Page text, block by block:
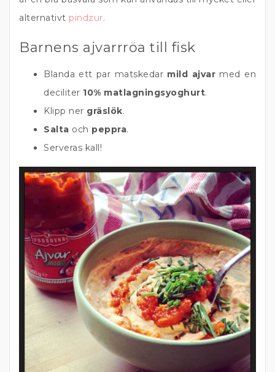
alternativt pindzur.
Barnens ajvarrröa till fisk
Blanda ett par matskedar mild ajvar med en
deciliter 10% matlagningsyoghurt.
Klipp ner gräslök.
Salta och peppra.
Serveras kall!